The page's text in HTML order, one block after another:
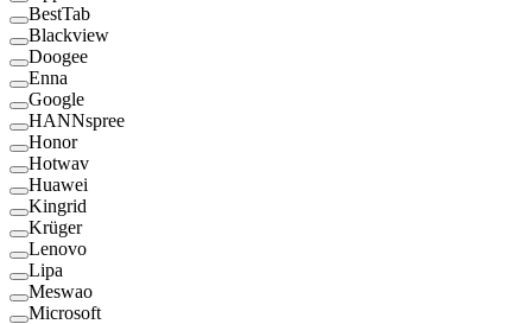
BestTab
Blackview
Doogee
Enna
Google
HANNspree
Honor
Hotwav
Huawei
Kingrid
Krüger
Lenovo
Lipa
Meswao
Microsoft